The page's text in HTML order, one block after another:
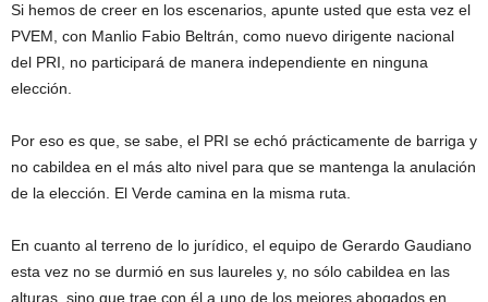
Si hemos de creer en los escenarios, apunte usted que esta vez el
PVEM, con Manlio Fabio Beltrán, como nuevo dirigente nacional
del PRI, no participará de manera independiente en ninguna
elección.
Por eso es que, se sabe, el PRI se echó prácticamente de barriga y
no cabildea en el más alto nivel para que se mantenga la anulación
de la elección. El Verde camina en la misma ruta.
En cuanto al terreno de lo jurídico, el equipo de Gerardo Gaudiano
esta vez no se durmió en sus laureles y, no sólo cabildea en las
alturas, sino que trae con él a uno de los mejores abogados en